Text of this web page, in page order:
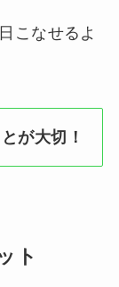
こなせるよ
が大切！
ト